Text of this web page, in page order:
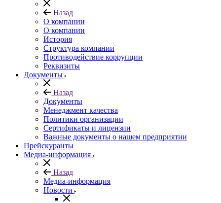
Назад
О компании
О компании
История
Структура компании
Противодействие коррупции
Реквизиты
Документы
Назад
Документы
Менеджмент качества
Политики организации
Сертификаты и лицензии
Важные документы о нашем предприятии
Прейскуранты
Медиа-информация
Назад
Медиа-информация
Новости